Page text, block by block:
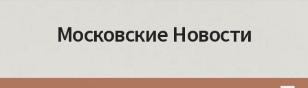
Московские Новости